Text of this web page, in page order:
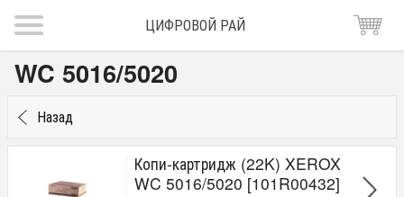
ЦИФРОВОЙ РАЙ
WC 5016/5020
Назад
Копи-картридж (22K) XEROX
WC 5016/5020 [101R00432]